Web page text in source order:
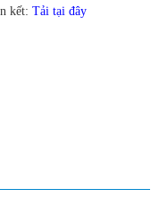
kết: Tải tại đây